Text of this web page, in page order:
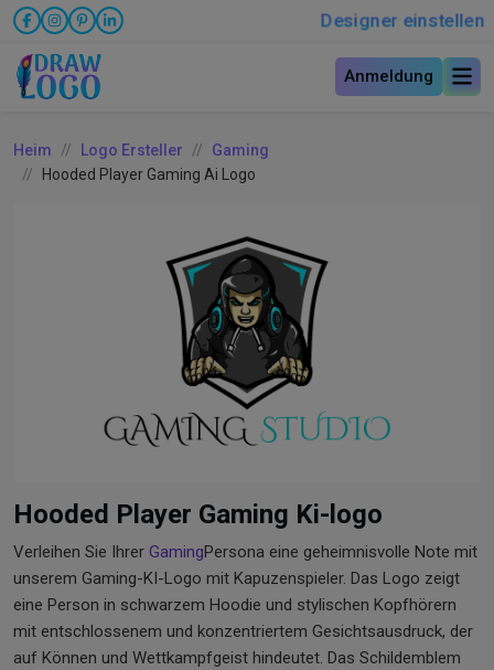
Designer einstellen
Anmeldung
Heim Logo Ersteller
Gaming
Hooded Player Gaming Ai Logo
Hooded Player Gaming Ki-logo
Verleihen Sie Ihrer GamingPersona eine geheimnisvolle Note mit
unserem Gaming-KI-Logo mit Kapuzenspieler. Das Logo zeigt
eine Person in schwarzem Hoodie und stylischen Kopfhörern
mit entschlossenem und konzentriertem Gesichtsausdruck, der
auf Können und Wettkampfgeist hindeutet. Das Schildemblem